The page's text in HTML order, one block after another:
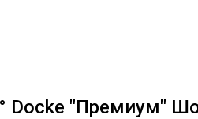
Docke "Премиум"